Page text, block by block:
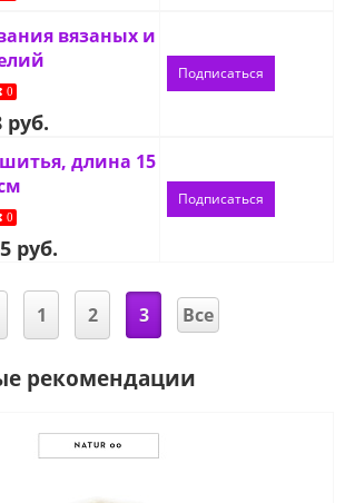
вязаных и
0
руб.
Подписаться
длина 15
0
руб.
Подписаться
1 2 3 Все
рекомендации